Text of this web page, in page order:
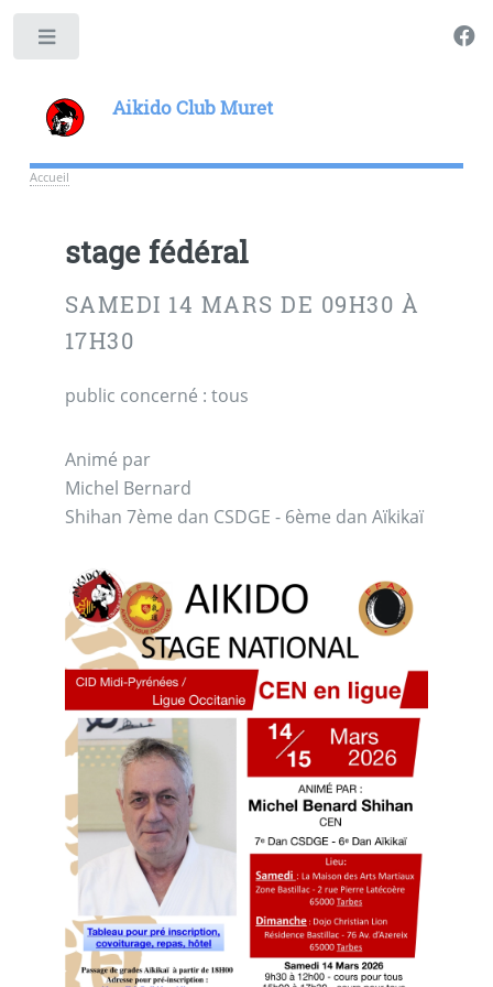
Aikido Club Muret
Accueil
stage fédéral
SAMEDI 14 MARS DE 09H30 À
17H30
public concerné : tous
Animé par
Michel Bernard
Shihan 7ème dan CSDGE - 6ème dan Aïkikaï